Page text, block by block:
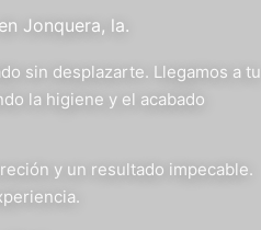
Jonquera, la.
sin desplazarte. Llegamos a tu
la higiene y el acabado
y un resultado impecable.